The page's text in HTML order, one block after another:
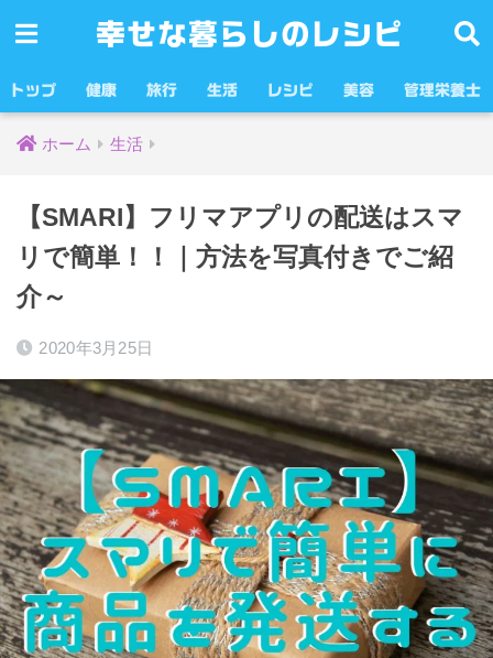
幸せな暮らしのレシピ
トップ 健康 旅行 生活 レシピ 美容 管理栄養士
ホーム 生活
【SMARI】フリマアプリの配送はスマ
リで簡単！！｜方法を写真付きでご紹
介～
2020年3月25日